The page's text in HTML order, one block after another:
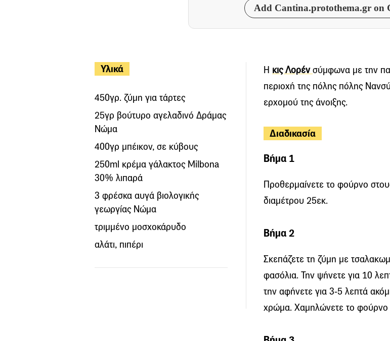
Add Cantina.protothema.gr on
Υλικά
450γρ. ζύμη για τάρτες
25γρ βούτυρο αγελαδινό Δράμας
Νώμα
400γρ μπέικον, σε κύβους
250ml κρέμα γάλακτος Milbona
30% λιπαρά
3 φρέσκα αυγά βιολογικής
γεωργίας Νώμα
τριμμένο μοσχοκάρυδο
αλάτι, πιπέρι
Η κις Λορένσύμφωνα με την
περιοχή της πόλης πόλης
ερχομού της άνοιξης.
Διαδικασία
Βήμα 1
Προθερμαίνετε το φούρνο
διαμέτρου 25εκ.
Βήμα 2
Σκεπάζετε τη ζύμη με
φασόλια. Την ψήνετε για 10
την αφήνετε για 3-5 λεπτά
χρώμα. Χαμηλώνετε το φούρνο